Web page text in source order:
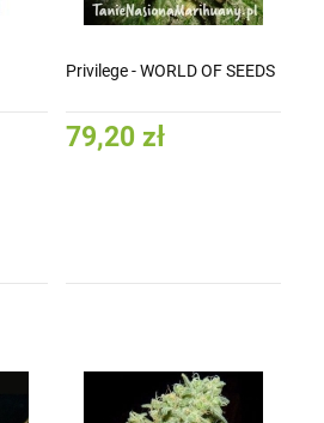
Privilege - WORLD OF SEEDS
79,20 zł